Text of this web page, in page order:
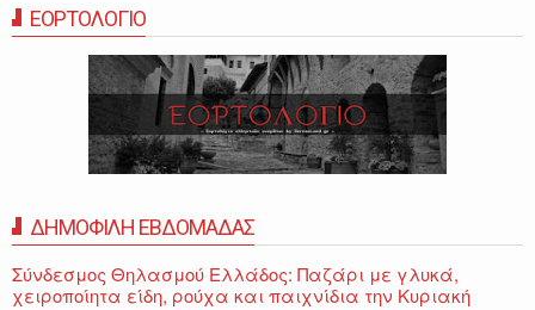
ΕΟΡΤΟΛΟΓΙΟ
ΔΗΜΟΦΙΛΗ ΕΒΔΟΜΑΔΑΣ
Σύνδεσμος Θηλασμού Ελλάδος: Παζάρι με γλυκά,
χειροποίητα είδη, ρούχα και παιχνίδια την Κυριακή